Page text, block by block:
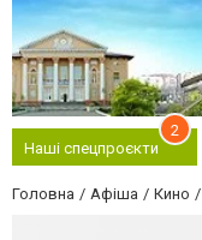
Наші спецпроєкти
2
Головна Афіша Кино